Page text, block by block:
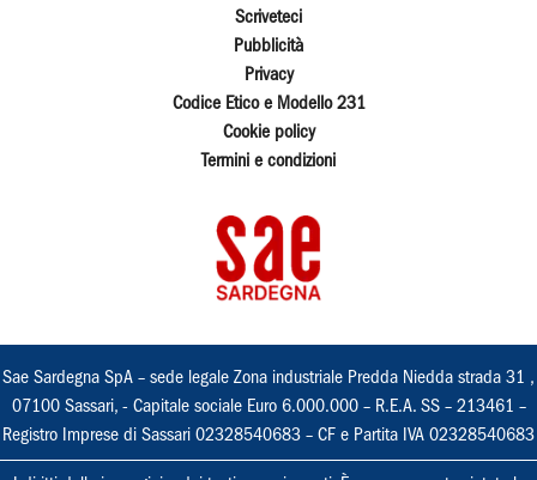
Scriveteci
Pubblicità
Privacy
Codice Etico e Modello 231
Cookie policy
Termini e condizioni
Sae Sardegna SpA – sede legale Zona industriale Predda Niedda strada 31 ,
07100 Sassari, - Capitale sociale Euro 6.000.000 – R.E.A. SS – 213461 –
Registro Imprese di Sassari 02328540683 – CF e Partita IVA 02328540683